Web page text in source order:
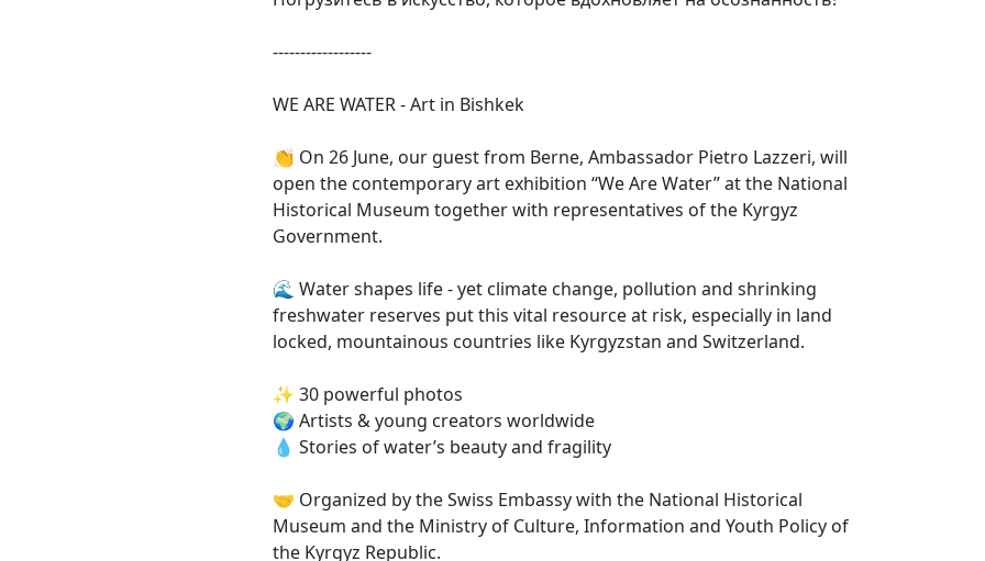
------------------
WE ARE WATER - Art in Bishkek
👏 On 26 June, our guest from Berne, Ambassador Pietro Lazzeri, will
open the contemporary art exhibition “We Are Water” at the National
Historical Museum together with representatives of the Kyrgyz
Government.
🌊 Water shapes life - yet climate change, pollution and shrinking
freshwater reserves put this vital resource at risk, especially in land
locked, mountainous countries like Kyrgyzstan and Switzerland.
✨ 30 powerful photos
🌍 Artists & young creators worldwide
💧 Stories of water’s beauty and fragility
🤝 Organized by the Swiss Embassy with the National Historical
Museum and the Ministry of Culture, Information and Youth Policy of
the Kyrgyz Republic.